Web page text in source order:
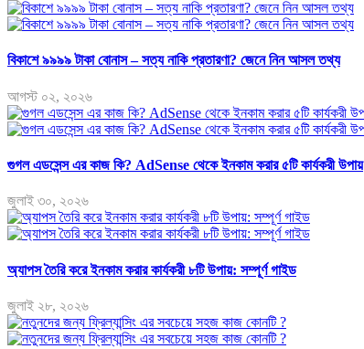
বিকাশে ৯৯৯৯ টাকা বোনাস – সত্য নাকি প্রতারণা? জেনে নিন আসল তথ্য
আগস্ট ০২, ২০২৬
গুগল এডসেন্স এর কাজ কি? AdSense থেকে ইনকাম করার ৫টি কার্যকরী উপায়
জুলাই ৩০, ২০২৬
অ্যাপস তৈরি করে ইনকাম করার কার্যকরী ৮টি উপায়: সম্পূর্ণ গাইড
জুলাই ২৮, ২০২৬